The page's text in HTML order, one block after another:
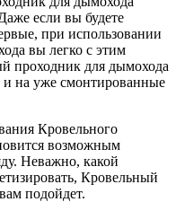
если вы будете
при использовании
вы легко с этим
проходник для дымохода
и на уже смонтированные
Кровельного
возможным
Неважно, какой
Кровельный
подойдет.